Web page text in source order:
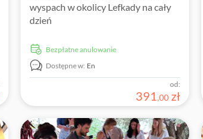
wyspach w okolicy Lefkady na cały
dzień
Bezpłatne anulowanie
Dostępne w: En
od:
391,00 zł